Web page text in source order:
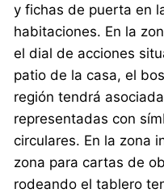
y fichas de puerta en
habitaciones. En la
el dial de acciones
patio de la casa, el
región tendrá
representadas con
circulares. En la zona
zona para cartas de
rodeando el tablero